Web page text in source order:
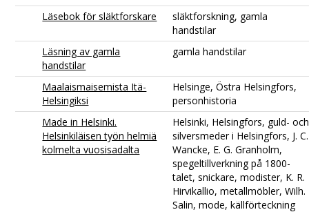
Läsebok för släktforskare
släktforskning, gamla
handstilar
Läsning av gamla
handstilar
gamla handstilar
Maalaismaisemista Itä-
Helsingiksi
Helsinge, Östra Helsingfors,
personhistoria
Made in Helsinki.
Helsinkiläisen työn helmiä
kolmelta vuosisadalta
Helsinki, Helsingfors, guld- och
silversmeder i Helsingfors, J. C.
Wancke, E. G. Granholm,
spegeltillverkning på 1800-
talet, snickare, modister, K. R.
Hirvikallio, metallmöbler, Wilh.
Salin, mode, källförteckning